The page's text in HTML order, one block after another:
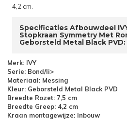
4,2 cm.
Specificaties Afbouwdeel
Stopkraan Symmetry Met
Geborsteld Metal Black PVD:
Merk: IVY
Serie: Bond/li>
Materiaal: Messing
Kleur: Geborsteld Metal Black PVD
Breedte Rozet: 7,5 cm
Breedte Greep: 4,2 cm
Kraan montagewijze: Inbouw